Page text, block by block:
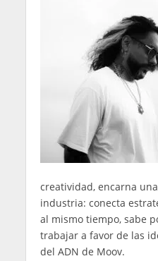
creatividad, encarna
industria: conecta
al mismo tiempo, sabe
trabajar a favor de las
del ADN de Moov.